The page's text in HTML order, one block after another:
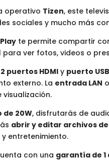
operativo Tizen, este
sociales y mucho más
te permite compartir
para ver fotos, videos o
2 puertos HDMI y puerto
externo. La entrada LAN
visualización.
de 20W, disfrutarás de
abrir y editar archivos
entretenimiento.
con una garantía de 1